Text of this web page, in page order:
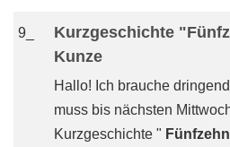
9_
Kurzgeschichte
Kunze
Hallo! Ich brauche
muss bis nächsten
Kurzgeschichte "